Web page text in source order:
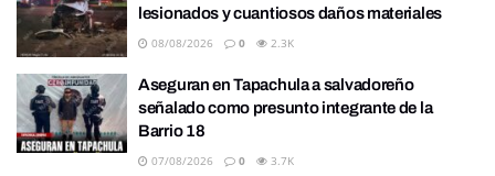
lesionados y cuantiosos daños materiales
08/08/2026 0 2.3K
Aseguran en Tapachula a salvadoreño
señalado como presunto integrante de la
Barrio 18
07/08/2026 0 3.7K